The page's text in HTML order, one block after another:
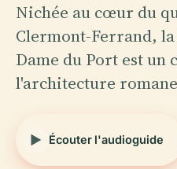
Nichée au cœur du
Clermont-Ferrand,
Dame du Port est un
l'architecture
Écouter l'audioguide